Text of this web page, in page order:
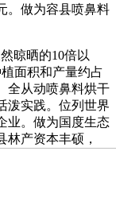
。做为容县喷鼻料
晾晒的10倍以
面积和产量约占
全从动喷鼻料烘干
泼实践。位列世界
业。做为国度生态
产资本丰硕，